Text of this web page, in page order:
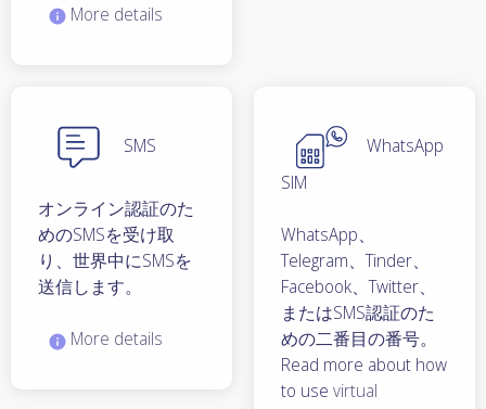
More details
SMS
オンライン認証のた
めのSMSを受け取
り、世界中にSMSを
送信します。
More details
WhatsApp
SIM
WhatsApp、
Telegram、Tinder、
Facebook、Twitter、
またはSMS認証のた
めの二番目の番号。
Read more about how
to use virtual